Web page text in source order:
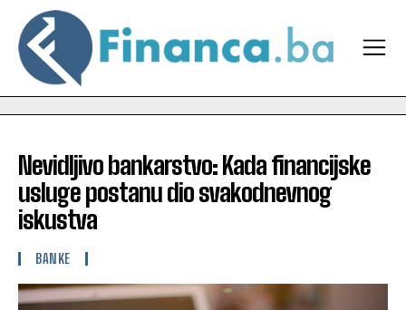
Nevidljivo bankarstvo: Kada financijske
usluge postanu dio svakodnevnog
iskustva
BANKE